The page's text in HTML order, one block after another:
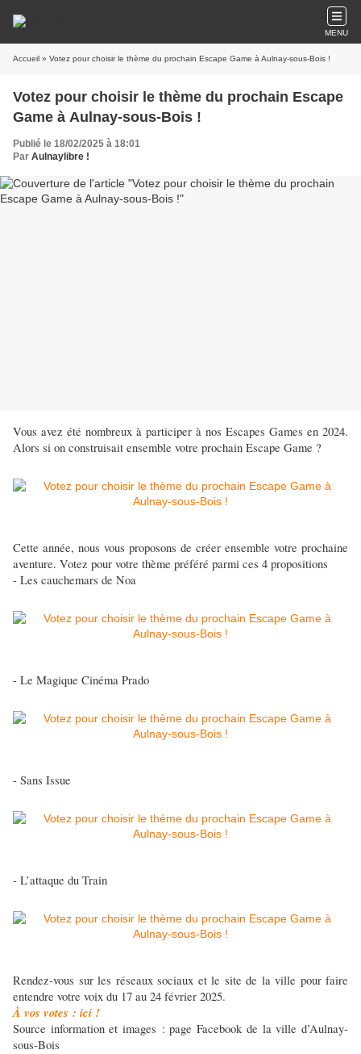
MENU
Accueil » Votez pour choisir le thème du prochain Escape Game à Aulnay-sous-Bois !
Votez pour choisir le thème du prochain Escape
Game à Aulnay-sous-Bois !
Publié le 18/02/2025 à 18:01
Par Aulnaylibre !
Vous avez été nombreux à participer à nos Escapes Games en 2024.
Alors si on construisait ensemble votre prochain Escape Game ?
Cette année, nous vous proposons de créer ensemble votre prochaine
aventure. Votez pour votre thème préféré parmi ces 4 propositions
- Les cauchemars de Noa
- Le Magique Cinéma Prado
- Sans Issue
- L’attaque du Train
Rendez-vous sur les réseaux sociaux et le site de la ville pour faire
entendre votre voix du 17 au 24 février 2025.
À vos votes : ici !
Source information et images : page Facebook de la ville d’Aulnay-
sous-Bois